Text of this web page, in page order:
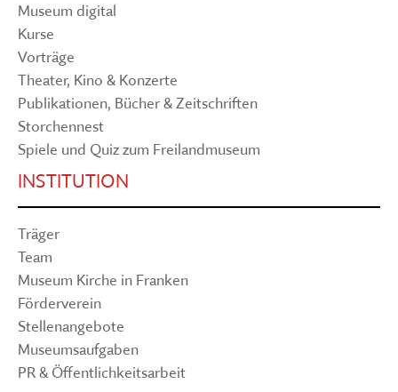
Museum digital
Kurse
Vorträge
Theater, Kino & Konzerte
Publikationen, Bücher & Zeitschriften
Storchennest
Spiele und Quiz zum Freilandmuseum
INSTITUTION
Träger
Team
Museum Kirche in Franken
Förderverein
Stellenangebote
Museumsaufgaben
PR & Öffentlichkeitsarbeit